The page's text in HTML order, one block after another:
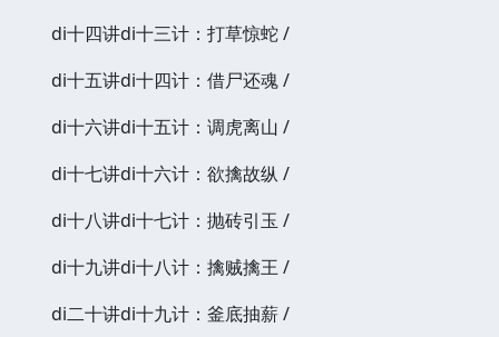
di十四讲di十三计：打草惊蛇 /
di十五讲di十四计：借尸还魂 /
di十六讲di十五计：调虎离山 /
di十七讲di十六计：欲擒故纵 /
di十八讲di十七计：抛砖引玉 /
di十九讲di十八计：擒贼擒王 /
di二十讲di十九计：釜底抽薪 /